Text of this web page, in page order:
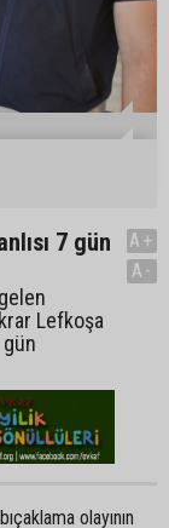
7 gün
Lefkoşa
gün
A+
A-
olayının